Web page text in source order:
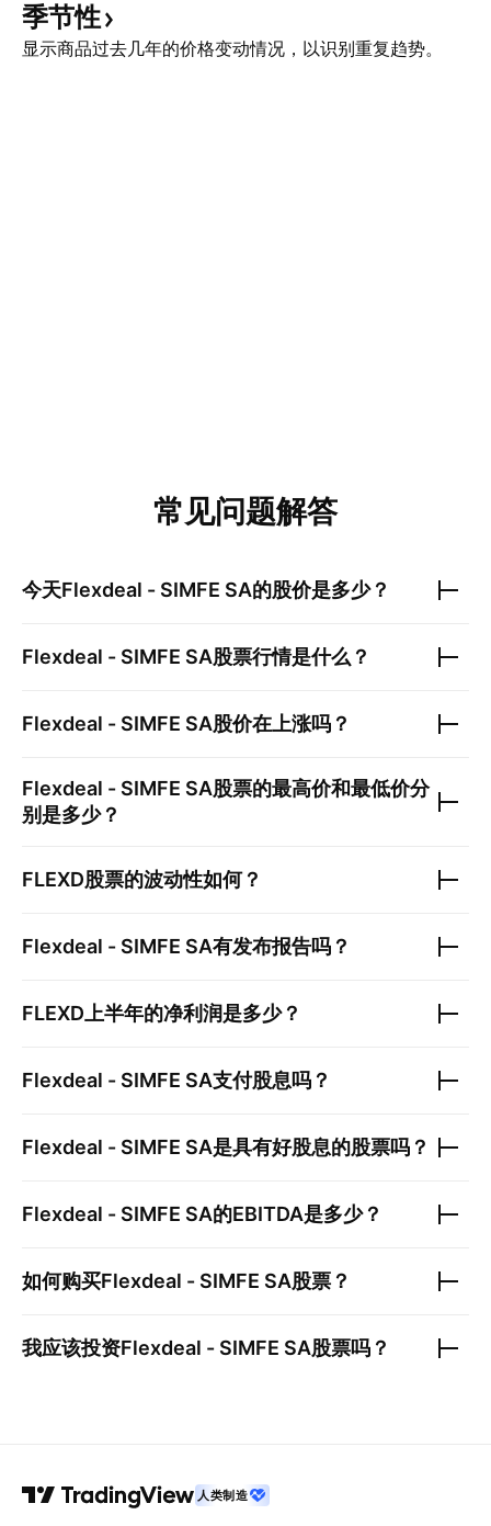
季节性
显示商品过去几年的价格变动情况，以识别重复趋势。
常见问题解答
今天Flexdeal - SIMFE SA的股价是多少？
Flexdeal - SIMFE SA股票行情是什么？
Flexdeal - SIMFE SA股价在上涨吗？
Flexdeal - SIMFE SA股票的最高价和最低价分
别是多少？
FLEXD股票的波动性如何？
Flexdeal - SIMFE SA有发布报告吗？
FLEXD 上半年的净利润是多少？
Flexdeal - SIMFE SA支付股息吗？
Flexdeal - SIMFE SA是具有好股息的股票吗？
Flexdeal - SIMFE SA的EBITDA是多少？
如何购买Flexdeal - SIMFE SA股票？
我应该投资Flexdeal - SIMFE SA股票吗？
人类制造